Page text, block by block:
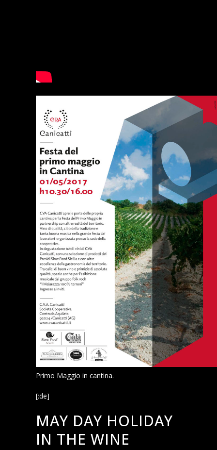
Primo Maggio in cantina.
[:de]
MAY DAY HOLIDAY
IN THE WINE